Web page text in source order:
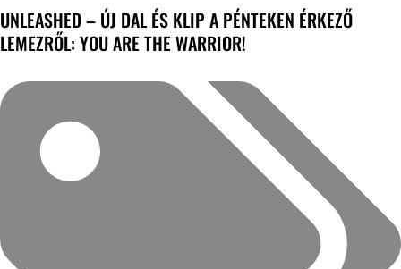
UNLEASHED – ÚJ DAL ÉS KLIP A PÉNTEKEN ÉRKEZŐ
LEMEZRŐL: YOU ARE THE WARRIOR!